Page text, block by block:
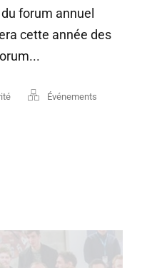
forum annuel
cette année des
Événements